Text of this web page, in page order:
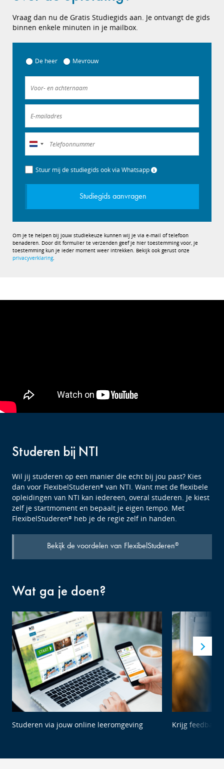
Vraag dan nu de Gratis Studiegids aan. Je ontvangt de gids
binnen enkele minuten in je mailbox.
De heer Mevrouw
Nederland
+31
Stuur mij de studiegids ook via Whatsapp
Studiegids aanvragen
Om je te helpen bij jouw studiekeuze kunnen wij je via e-mail of telefoon
benaderen. Door dit formulier te verzenden geef je hier toestemming voor, je
toestemming kun je ieder moment weer intrekken. Bekijk ook gerust onze
privacyverklaring.
Studeren bij NTI
Wil jij studeren op een manier die echt bij jou past? Kies
dan voor FlexibelStuderen® van NTI. Want met de flexibele
opleidingen van NTI kan iedereen, overal studeren. Je kiest
zelf je startmoment en bepaalt je eigen tempo. Met
FlexibelStuderen® heb je de regie zelf in handen.
Bekijk de voordelen van FlexibelStuderen®
Wat ga je doen?
Studeren via jouw online leeromgeving Krijg feedback